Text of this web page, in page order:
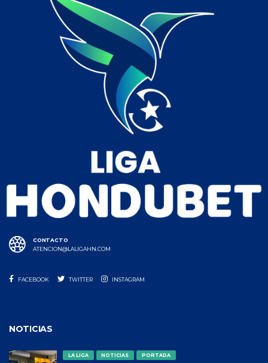
CONTACTO
ATENCION@LALIGAHN.COM
FACEBOOK TWITTER INSTAGRAM
NOTICIAS
LA LIGA NOTICIAS PORTADA